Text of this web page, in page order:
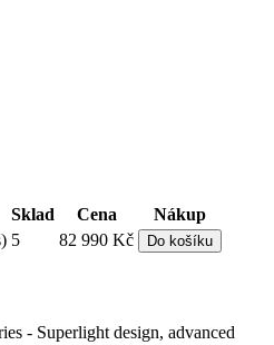
Sklad Cena
Nákup
5 82 990 Kč Do košíku
- Superlight design, advanced